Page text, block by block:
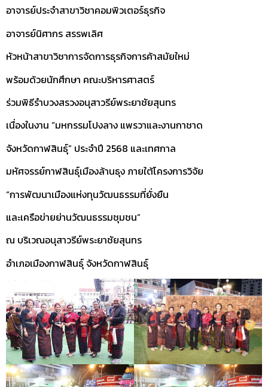
อาจารย์ประจำสาขาวิชาคอมพิวเตอร์ธุรกิจ
อาจารย์นิศากร สรรพเลิศ
หัวหน้าสาขาวิชาการจัดการธุรกิจการค้าสมัยใหม่
พร้อมด้วยนักศึกษา คณะบริหารศาสตร์
ร่วมพิธีรำบวงสรวงอนุสาวรีย์พระยาชัยสุนทร
เนื่องในงาน “มหกรรมโปงลาง แพรวาและงานกาชาด
จังหวัดกาฬสินธุ์” ประจำปี 2568 และเทศกาล
มหัศจรรย์กาฬสินธุ์เมืองล้านธุง ภายใต้โครงการวิจัย
“การพัฒนาเมืองแห่งทุนวัฒนธรรมที่ยั่งยืน
และเครือข่ายย่านวัฒนธรรมชุมชน”
ณ บริเวณอนุสาวรีย์พระยาชัยสุนทร
อำเภอเมืองกาฬสินธุ์ จังหวัดกาฬสินธุ์